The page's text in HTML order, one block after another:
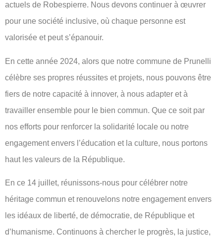
actuels de Robespierre. Nous devons continuer à œuvrer
pour une société inclusive, où chaque personne est
valorisée et peut s’épanouir.
En cette année 2024, alors que notre commune de Prunelli
célèbre ses propres réussites et projets, nous pouvons être
fiers de notre capacité à innover, à nous adapter et à
travailler ensemble pour le bien commun. Que ce soit par
nos efforts pour renforcer la solidarité locale ou notre
engagement envers l’éducation et la culture, nous portons
haut les valeurs de la République.
En ce 14 juillet, réunissons-nous pour célébrer notre
héritage commun et renouvelons notre engagement envers
les idéaux de liberté, de démocratie, de République et
d’humanisme. Continuons à chercher le progrès, la justice,